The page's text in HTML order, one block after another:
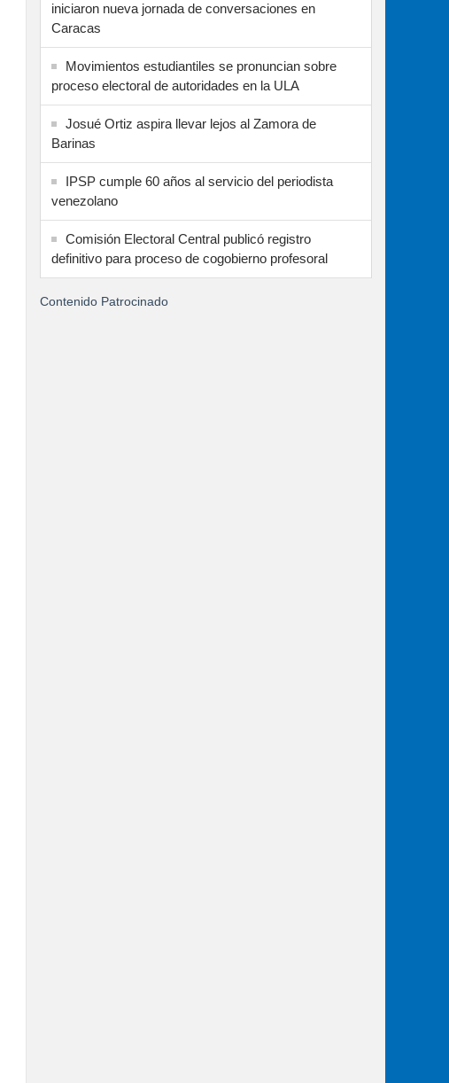
iniciaron nueva jornada de conversaciones en
Caracas
Movimientos estudiantiles se pronuncian sobre
proceso electoral de autoridades en la ULA
Josué Ortiz aspira llevar lejos al Zamora de
Barinas
IPSP cumple 60 años al servicio del periodista
venezolano
Comisión Electoral Central publicó registro
definitivo para proceso de cogobierno profesoral
Contenido Patrocinado